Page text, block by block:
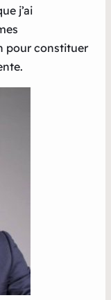
j’ai
pour constituer